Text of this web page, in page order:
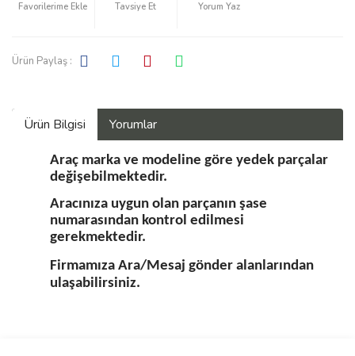
Tavsiye Et Yorum Yaz
Ürün Paylaş :
Ürün Bilgisi Yorumlar
Araç marka ve modeline göre yedek parçalar
değişebilmektedir.
Aracınıza uygun olan parçanın şase
numarasından kontrol edilmesi
gerekmektedir.
Firmamıza Ara/Mesaj gönder alanlarından
ulaşabilirsiniz.